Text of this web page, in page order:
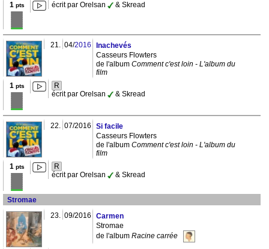
1 pts écrit par Orelsan & Skread
21. 04/2016
Inachevés
Casseurs Flowters
de l'album Comment c'est loin - L'album du
film
1 pts
R
écrit par Orelsan
& Skread
22. 07/2016
Si facile
Casseurs Flowters
de l'album Comment c'est loin - L'album du
film
1 pts
R
écrit par Orelsan
& Skread
Stromae
23. 09/2016
Carmen
Stromae
de l'album Racine carrée